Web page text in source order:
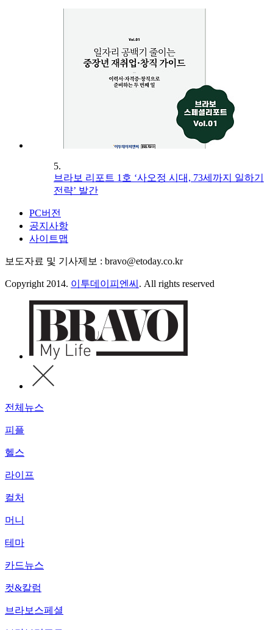
5.
브라보 리포트 1호 ‘사오정 시대, 73세까지 일하기
전략’ 발간
PC버전
공지사항
사이트맵
보도자료 및 기사제보 : bravo@etoday.co.kr
Copyright 2014. 이투데이피엔씨 . All rights reserved
전체뉴스
피플
헬스
라이프
컬처
머니
테마
카드뉴스
컷&칼럼
브라보스페셜